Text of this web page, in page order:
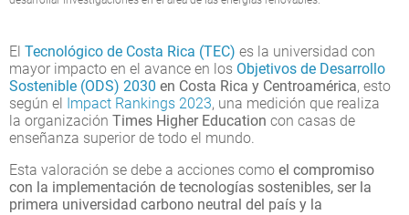
El Tecnológico de Costa Rica (TEC) es la universidad con
mayor impacto en el avance en los Objetivos de Desarrollo
Sostenible (ODS) 2030 en Costa Rica y Centroamérica, esto
según el Impact Rankings 2023, una medición que realiza
la organización Times Higher Education con casas de
enseñanza superior de todo el mundo.
Esta valoración se debe a acciones como el compromiso
con la implementación de tecnologías sostenibles, ser la
primera universidad carbono neutral del país y la